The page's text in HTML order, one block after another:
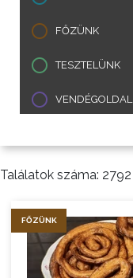
FŐZÜNK
TESZTELÜNK
VENDÉGOLDAL
Találatok száma: 2792
FŐZÜNK